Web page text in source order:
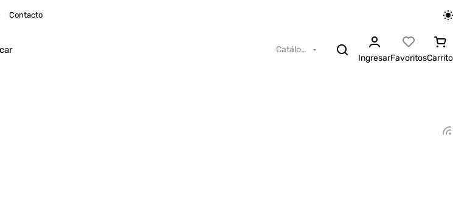
Contacto
Catálogo
IngresarFavoritosCarrito